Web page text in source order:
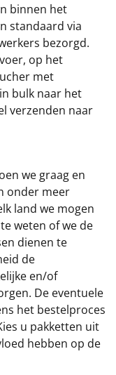
binnen het
standaard via
bezorgd.
op het
met
bulk naar het
verzenden naar
we graag en
onder meer
land we mogen
weten of we de
dienen te
de
en/of
De eventuele
het bestelproces
u pakketten uit
hebben op de